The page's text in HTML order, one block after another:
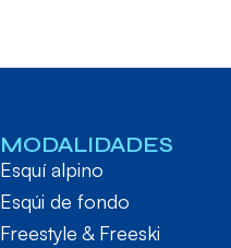
MODALIDADES
Esquí alpino
Esqúi de fondo
Freestyle & Freeski